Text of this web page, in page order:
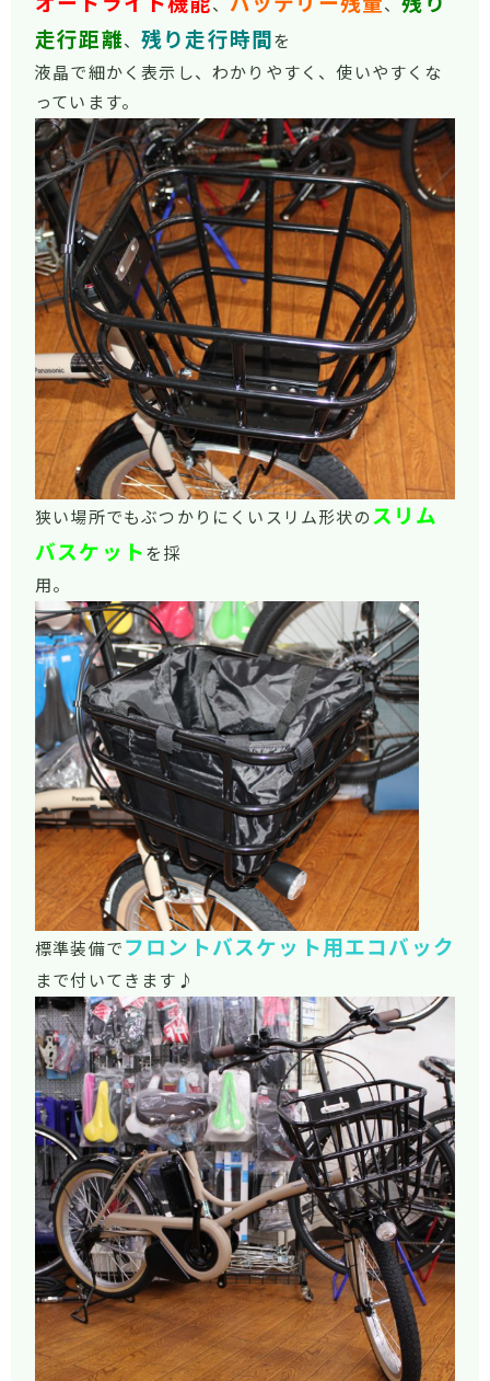
、 、
走行距離、残り走行時間 を
液晶で細かく表示し、わかりやすく、使いやすくな
っています。
狭い場所でもぶつかりにくいスリム形状の スリム
バスケット を採
用。
標準装備で フロントバスケット用エコバック
まで付いてきます♪